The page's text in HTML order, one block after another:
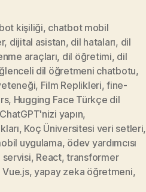
kişiliği, chatbot mobil
, dijital asistan, dil hataları, dil
araçları, dil öğretimi, dil
dil öğretmeni chatbotu,
, Film Replikleri,fine-
, Hugging Face Türkçe dil
yapın,
, Koç Üniversitesi veri setleri,
uygulama, ödev yardımcısı
servisi, React,transformer
Vue.js,yapay zeka öğretmeni,